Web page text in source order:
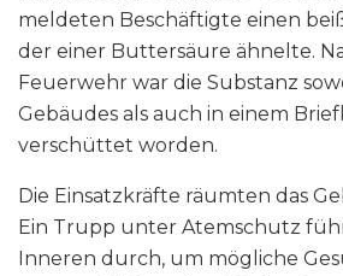
meldeten Beschäftigte einen
der einer Buttersäure ähnelte.
Feuerwehr war die Substanz
Gebäudes als auch in einem
verschüttet worden.
Die Einsatzkräfte räumten das
Ein Trupp unter Atemschutz
Inneren durch, um mögliche